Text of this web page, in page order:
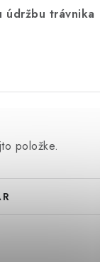
údržbu trávnika
položke.